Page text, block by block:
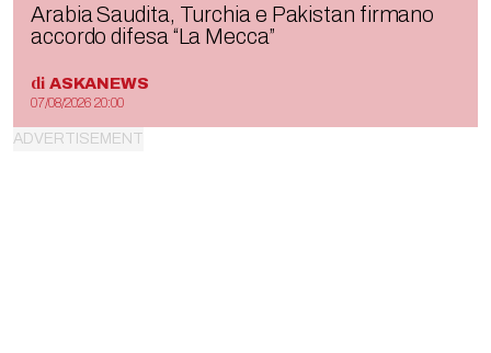
Arabia Saudita, Turchia e Pakistan firmano
accordo difesa “La Mecca”
di ASKANEWS
07/08/2026 20:00